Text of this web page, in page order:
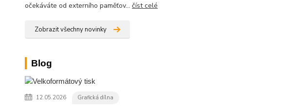
očekáváte od externího paměťov...číst celé
Zobrazit všechny novinky
Blog
12.05.2026 Grafická dílna